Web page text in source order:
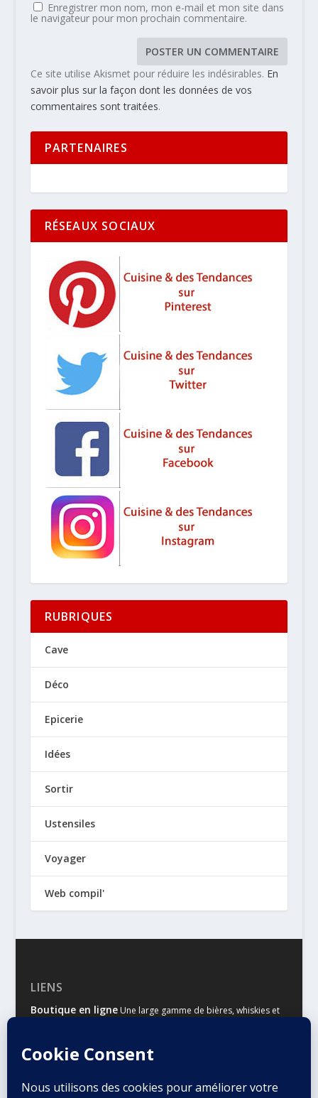
Enregistrer mon nom, mon e-mail et mon site dans
le navigateur pour mon prochain commentaire.
Ce site utilise Akismet pour réduire les indésirables. En
savoir plus sur la façon dont les données de vos
commentaires sont traitées.
PARTENAIRES
RÉSEAUX SOCIAUX
RUBRIQUES
Cave
Déco
Epicerie
Idées
Sortir
Ustensiles
Voyager
Web compil'
LIENS
Boutique en ligneUne large gamme de bières, whiskies et
Malts & HoublonsLe site d’information des amateurs de